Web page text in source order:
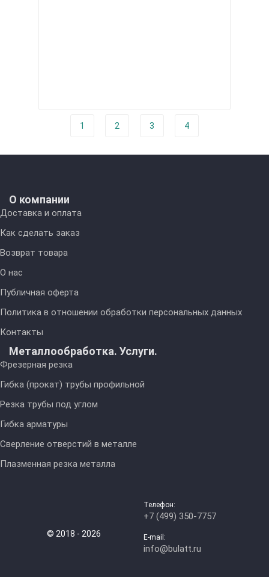
1 2 3 4
О компании
Доставка и оплата
Как сделать заказ
Возврат товара
О нас
Публичная оферта
Политика в отношении обработки персональных данных
Контакты
Металлообработка. Услуги.
Фрезерная резка
Гибка (прокат) трубы профильной
Резка трубы под углом
Гибка арматуры
Сверление отверстий в металле
Плазменная резка металла
© 2018 - 2026
Телефон:
+7 (499) 350-7757
E-mail:
info@bulatt.ru